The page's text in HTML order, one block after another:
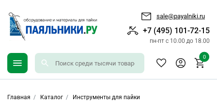
sale@payalniki.ru
+7 (495) 101-72-15
пн-пт с 10.00 до 18.00
0
Главная Каталог Инструменты для пайки